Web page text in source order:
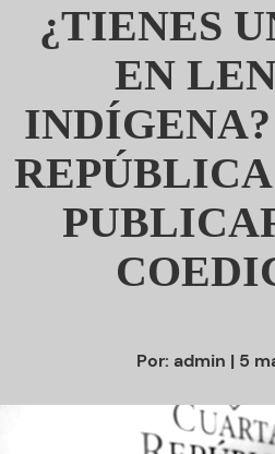
¿TIENES
EN
Por: admin | 5